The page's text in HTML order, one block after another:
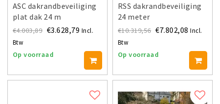
ASC dakrandbeveiliging
plat dak 24 m
€4.003,89 €3.628,79 Incl.
Btw
Op voorraad
RSS dakrandbeveiliging
24 meter
€10.319,56 €7.802,08 Incl.
Btw
Op voorraad